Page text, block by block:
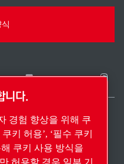
2026 저작권.
/ KO
니다.
경험 향상을 위해 쿠
키 허용’, ‘필수 쿠키
해 쿠키 사용 방식을